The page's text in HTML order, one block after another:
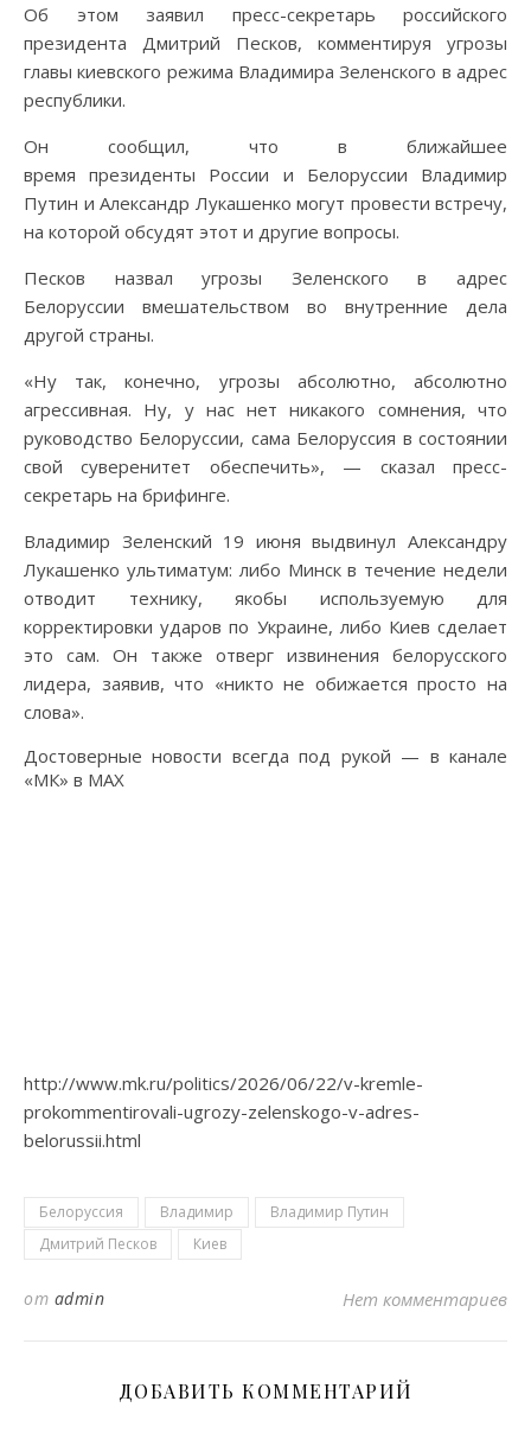
Об этом заявил пресс-секретарь российского
президента Дмитрий Песков, комментируя угрозы
главы киевского режима Владимира Зеленского в адрес
республики.
Он сообщил, что в ближайшее
время президенты России и Белоруссии Владимир
Путин и Александр Лукашенко могут провести встречу,
на которой обсудят этот и другие вопросы.
Песков назвал угрозы Зеленского в адрес
Белоруссии вмешательством во внутренние дела
другой страны.
«Ну так, конечно, угрозы абсолютно, абсолютно
агрессивная. Ну, у нас нет никакого сомнения, что
руководство Белоруссии, сама Белоруссия в состоянии
свой суверенитет обеспечить», — сказал пресс-
секретарь на брифинге.
Владимир Зеленский 19 июня выдвинул Александру
Лукашенко ультиматум: либо Минск в течение недели
отводит технику, якобы используемую для
корректировки ударов по Украине, либо Киев сделает
это сам. Он также отверг извинения белорусского
лидера, заявив, что «никто не обижается просто на
слова».
Достоверные новости всегда под рукой — в канале
«МК» в MAX
http://www.mk.ru/politics/2026/06/22/v-kremle-
prokommentirovali-ugrozy-zelenskogo-v-adres-
belorussii.html
Белоруссия Владимир
Владимир Путин
Дмитрий Песков
Киев
от admin Нет комментариев
ДОБАВИТЬ КОММЕНТАРИЙ